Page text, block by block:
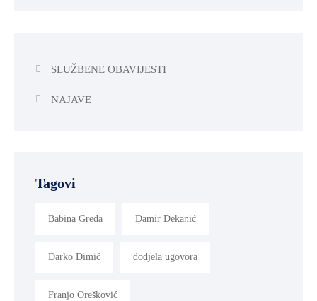
SLUŽBENE OBAVIJESTI
NAJAVE
Tagovi
Babina Greda Damir Dekanić
Darko Dimić dodjela ugovora
Franjo Orešković